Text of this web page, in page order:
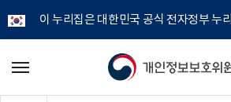
이 누리집은 대한민국 공식 전자정부 누
개
메